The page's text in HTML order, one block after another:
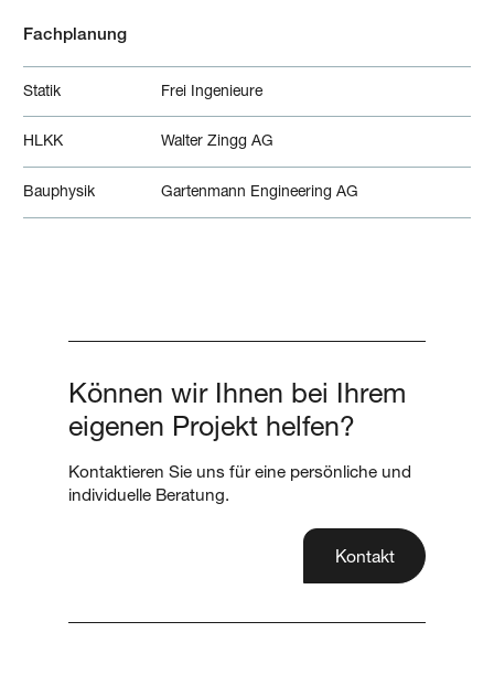
Fachplanung
Statik Frei Ingenieure
HLKK Walter Zingg AG
Bauphysik Gartenmann Engineering AG
Können wir Ihnen bei Ihrem
eigenen Projekt helfen?
Kontaktieren Sie uns für eine persönliche und
individuelle Beratung.
Kontakt